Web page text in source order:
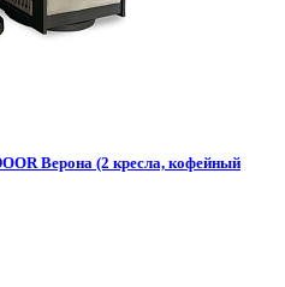
Верона (2 кресла, кофейный